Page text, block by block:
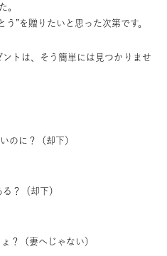
。
”を贈りたいと思った次第です。
トは、そう簡単には見つかりませ
のに？（却下）
？（却下）
？（妻へじゃない）